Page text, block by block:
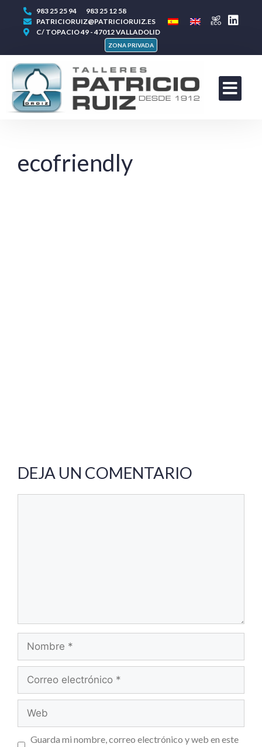
983 25 25 94
983 25 12 58
PATRICIORUIZ@PATRICIORUIZ.ES
C/ TOPACIO 49 - 47012 VALLADOLID
ZONA PRIVADA
ecofriendly
DEJA UN COMENTARIO
Guarda mi nombre, correo electrónico y web en este